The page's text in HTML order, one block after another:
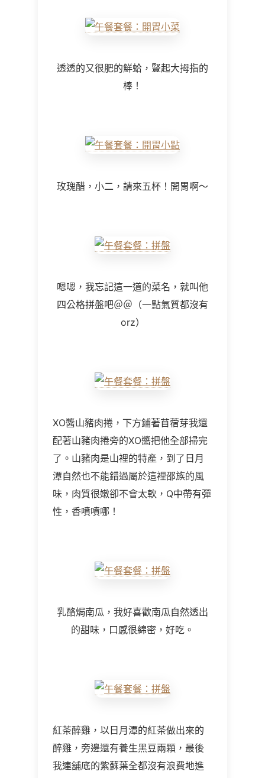
透透的又很肥的鮮蛤，豎起大拇指的
棒！
玫瑰醋，小二，請來五杯！開胃啊～
嗯嗯，我忘記這一道的菜名，就叫他
四公格拼盤吧＠＠（一點氣質都沒有
orz）
XO醬山豬肉捲，下方鋪著苜蓿芽我還
配著山豬肉捲旁的XO醬把他全部掃完
了。山豬肉是山裡的特產，到了日月
潭自然也不能錯過屬於這裡邵族的風
味，肉質很嫩卻不會太軟，Q中帶有彈
性，香噴噴哪！
乳酪焗南瓜，我好喜歡南瓜自然透出
的甜味，口感很綿密，好吃。
紅茶醉雞，以日月潭的紅茶做出來的
醉雞，旁邊還有養生黑豆兩顆，最後
我連舖底的紫蘇葉全都沒有浪費地進